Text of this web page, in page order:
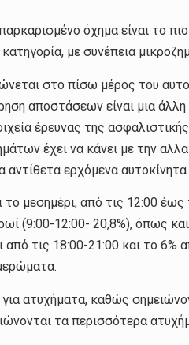
όχημα είναι το
με συνέπεια
στο πίσω μέρος του
αποστάσεων είναι μια
έρευνας της
έχει να κάνει με την
αντίθετα ερχόμενα
μεσημέρι, από τις 12:00
(9:00-12:00- 20,8%), όπως
τις 18:00-21:00 και το
ατυχήματα, καθώς
τα περισσότερα